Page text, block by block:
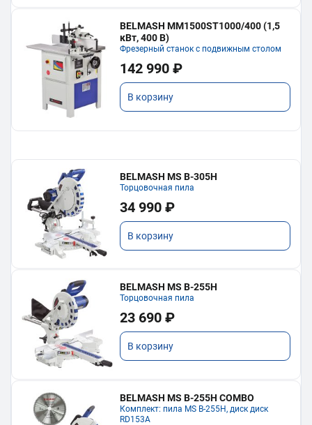
BELMASH MM1500ST1000/400 (1,5
кВт, 400 В)
Фрезерный станок с подвижным столом
142 990 ₽
В корзину
BELMASH MS B-305H
Торцовочная пила
34 990 ₽
В корзину
BELMASH MS B-255H
Торцовочная пила
23 690 ₽
В корзину
BELMASH MS B-255H COMBO
Комплект: пила MS B-255H, диск диск
RD153A